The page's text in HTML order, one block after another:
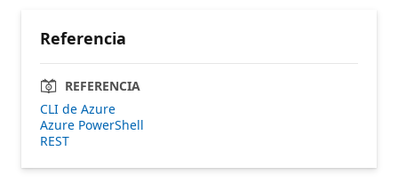
Referencia
REFERENCIA
CLI de Azure
Azure PowerShell
REST